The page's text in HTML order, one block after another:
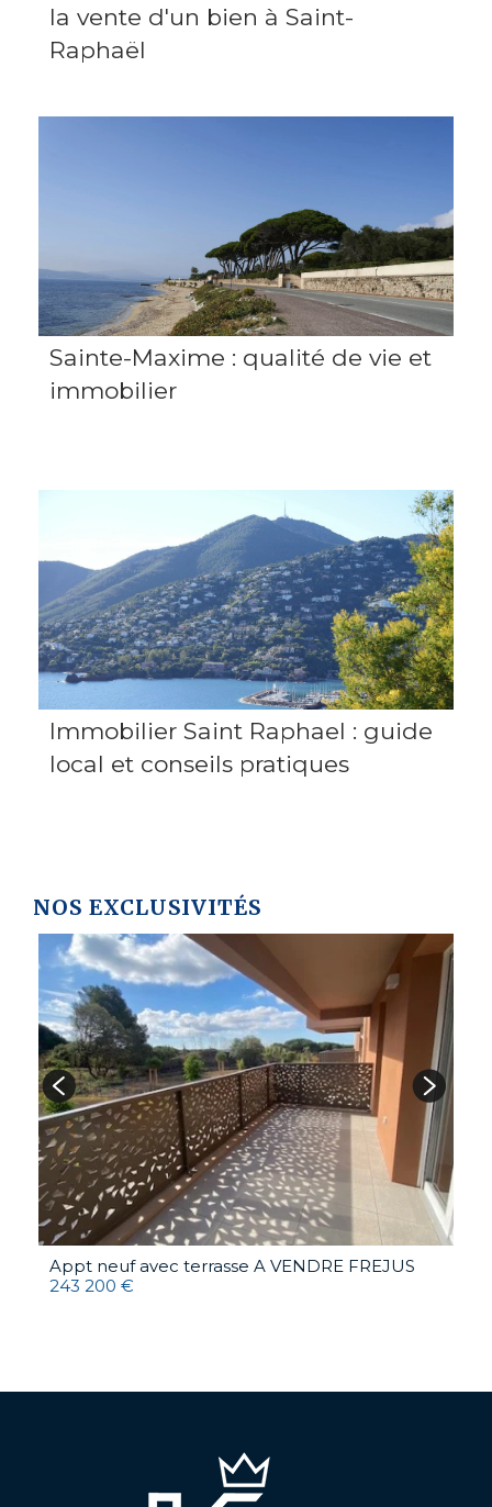
la vente d'un bien à Saint-
Raphaël
Sainte-Maxime : qualité de vie et
immobilier
Immobilier Saint Raphael : guide
local et conseils pratiques
NOS EXCLUSIVITÉS
Appt neuf avec terrasse A VENDRE FREJUS
243 200 €